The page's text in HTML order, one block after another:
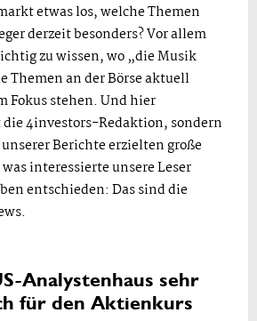
etwas los, welche Themen
derzeit besonders? Vor allem
zu wissen, wo „die Musik
Themen an der Börse aktuell
Fokus stehen. Und hier
4investors-Redaktion, sondern
Berichte erzielten große
interessierte unsere Leser
entschieden: Das sind die
Analystenhaus sehr
für den Aktienkurs